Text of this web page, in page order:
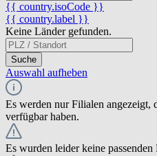
{{ country.isoCode }}
{{ country.label }}
Keine Länder gefunden.
Suche
Auswahl aufheben
Es werden nur Filialen angezeigt,
verfügbar haben.
Es wurden leider keine